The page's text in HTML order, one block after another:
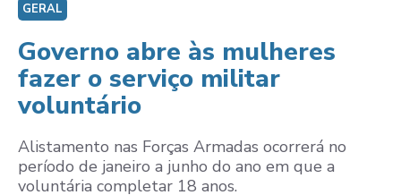
GERAL
Governo abre às mulheres
fazer o serviço militar
voluntário
Alistamento nas Forças Armadas ocorrerá no
período de janeiro a junho do ano em que a
voluntária completar 18 anos.